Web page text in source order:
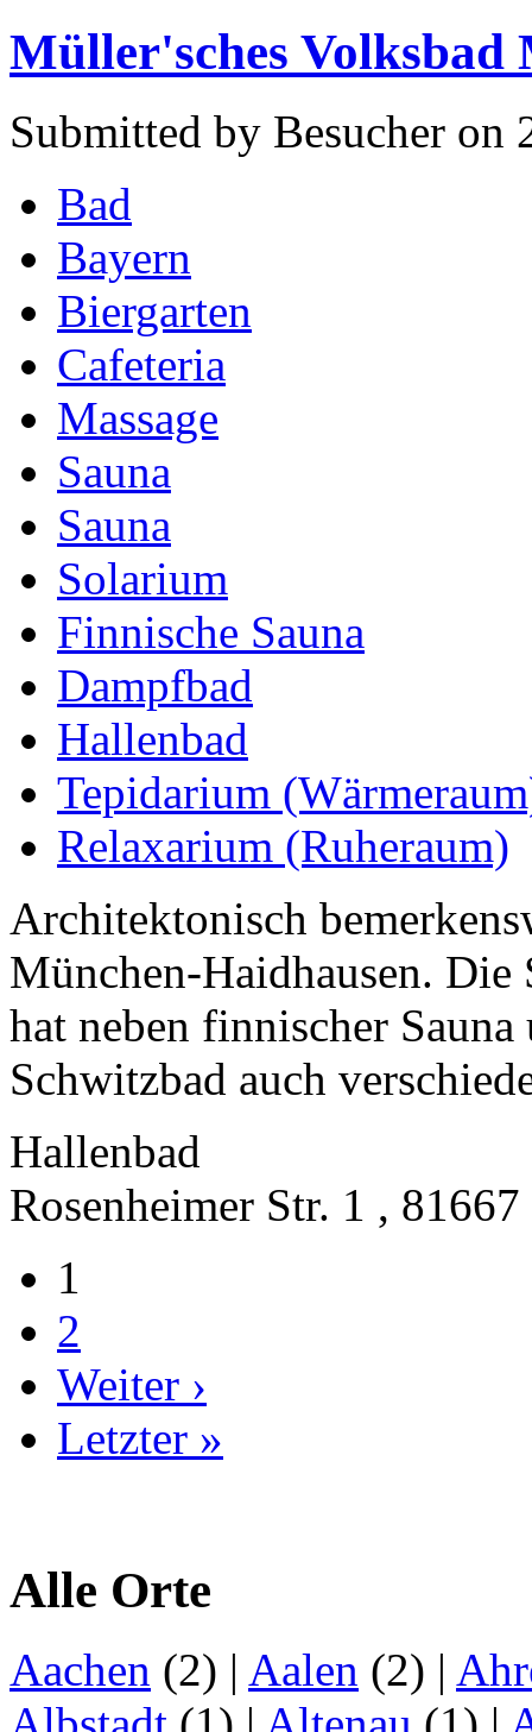
Müller'sches Volksbad
Submitted by Besucher on
Bad
Bayern
Biergarten
Cafeteria
Massage
Sauna
Sauna
Solarium
Finnische Sauna
Dampfbad
Hallenbad
Tepidarium
Relaxarium (Ruheraum)
Architektonisch
München-Haidhausen.
hat neben finnischer
Schwitzbad auch
Hallenbad
Rosenheimer Str. 1 ,
1
2
Weiter ›
Letzter »
Alle Orte
Aachen (2) | Aalen (2) |